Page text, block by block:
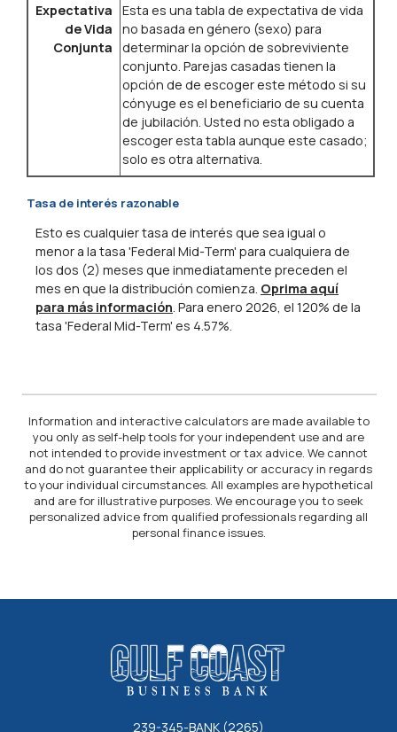
Expectativa
de Vida
Conjunta
Esta es una tabla de expectativa de vida
no basada en género (sexo) para
determinar la opción de sobreviviente
conjunto. Parejas casadas tienen la
opción de de escoger este método si su
cónyuge es el beneficiario de su cuenta
de jubilación. Usted no esta obligado a
escoger esta tabla aunque este casado;
solo es otra alternativa.
Tasa de interés razonable
Esto es cualquier tasa de interés que sea igual o
menor a la tasa 'Federal Mid-Term' para cualquiera de
los dos (2) meses que inmediatamente preceden el
mes en que la distribución comienza. Oprima aquí
para más información. Para enero 2026, el 120% de la
tasa 'Federal Mid-Term' es 4.57%.
Information and interactive calculators are made available to
you only as self-help tools for your independent use and are
not intended to provide investment or tax advice. We cannot
and do not guarantee their applicability or accuracy in regards
to your individual circumstances. All examples are hypothetical
and are for illustrative purposes. We encourage you to seek
personalized advice from qualified professionals regarding all
personal finance issues.
Gulf Coast Business Bank
239-345-BANK (2265)